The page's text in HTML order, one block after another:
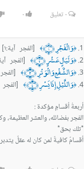
٠تعليق ٠
﴿وَالْفَجْرِ ﴿١﴾ ﴾ [الفجر آية:١]
﴿وَلَيَالٍ عَشْرٍ ﴿٢﴾ ﴾ [الفجر
﴿وَالشَّفْعِ وَالْوَتْرِ ﴿٣﴾ ﴾
﴿وَاللَّيْلِ إِذَا يَسْرِ ﴿٤﴾ ﴾
[الفجر
أقسامٌ كافيةٌ لمن كان له عقلٌ